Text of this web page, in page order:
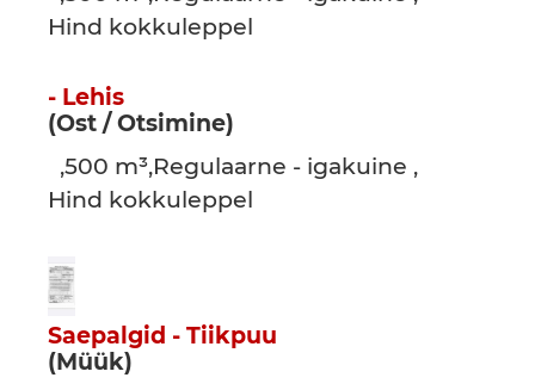
Hind kokkuleppel
- Lehis
(Ost / Otsimine)
,500 m³,Regulaarne - igakuine ,
Hind kokkuleppel
Saepalgid - Tiikpuu
(Müük)